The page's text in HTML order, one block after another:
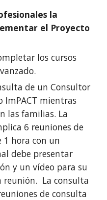
la
el Proyecto
los cursos
de un Consultor
ImPACT mientras
las familias. La
6 reuniones de
hora con un
debe presentar
y un vídeo para su
reunión. La consulta
de consulta